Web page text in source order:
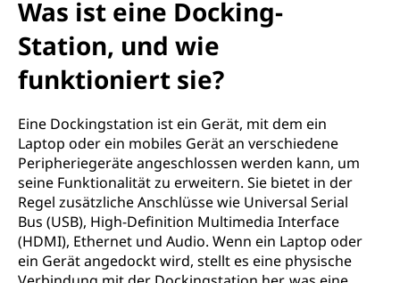
Was ist eine Docking-
Station, und wie
funktioniert sie?
Eine Dockingstation ist ein Gerät, mit dem ein
Laptop oder ein mobiles Gerät an verschiedene
Peripheriegeräte angeschlossen werden kann, um
seine Funktionalität zu erweitern. Sie bietet in der
Regel zusätzliche Anschlüsse wie Universal Serial
Bus (USB), High-Definition Multimedia Interface
(HDMI), Ethernet und Audio. Wenn ein Laptop oder
ein Gerät angedockt wird, stellt es eine physische